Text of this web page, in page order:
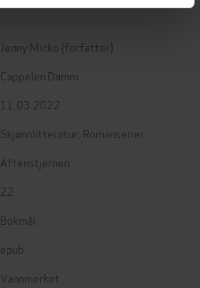
Jenny Micko (forfatter)
Cappelen Damm
11.03.2022
Skjønnlitteratur Romanserier
Aftenstjernen
22
Bokmål
epub
Vannmerket